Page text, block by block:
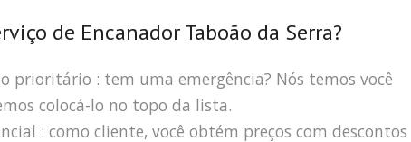
de Encanador Taboão da Serra?
prioritário : tem uma emergência? Nós temos você
colocá-lo no topo da lista.
: como cliente, você obtém preços com descontos